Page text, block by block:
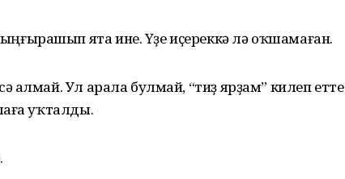
ята ине. Үҙе иҫереккә лә оҡшамаған.
алмай. Ул арала булмай, “тиҙ ярҙам” килеп етте
уҡталды.